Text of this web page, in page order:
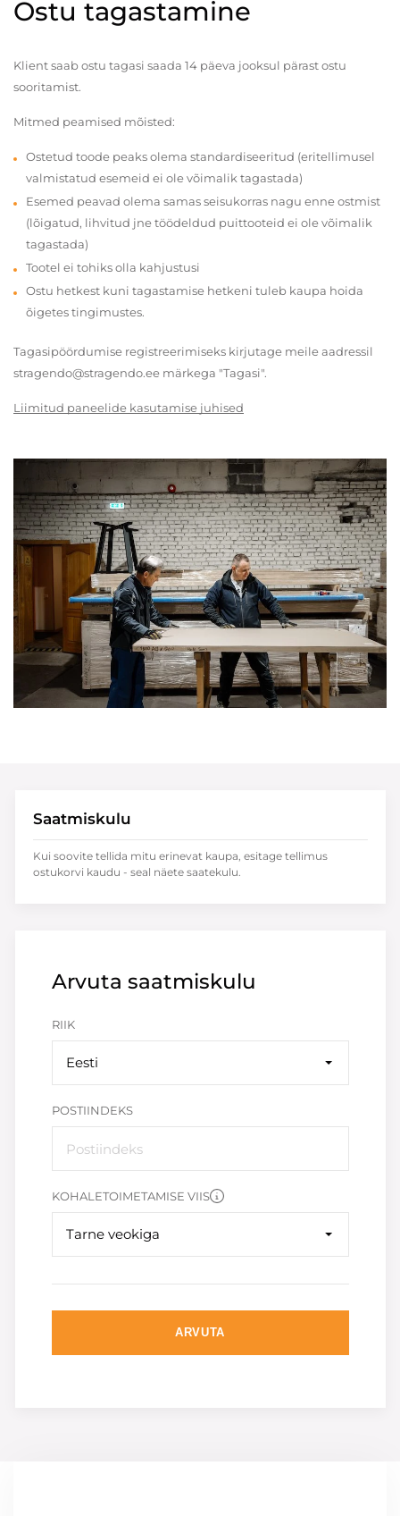
Ostu tagastamine
Klient saab ostu tagasi saada 14 päeva jooksul pärast ostu
sooritamist.
Mitmed peamised mõisted:
Ostetud toode peaks olema standardiseeritud (eritellimusel
valmistatud esemeid ei ole võimalik tagastada)
Esemed peavad olema samas seisukorras nagu enne ostmist
(lõigatud, lihvitud jne töödeldud puittooteid ei ole võimalik
tagastada)
Tootel ei tohiks olla kahjustusi
Ostu hetkest kuni tagastamise hetkeni tuleb kaupa hoida
õigetes tingimustes.
Tagasipöördumise registreerimiseks kirjutage meile aadressil
stragendo@stragendo.ee märkega "Tagasi".
Liimitud paneelide kasutamise juhised
Arvuta saatmiskulu
RIIK
Eesti
POSTIINDEKS
KOHALETOIMETAMISE VIIS
Tarne veokiga
ARVUTA
Saatmiskulu
Kui soovite tellida mitu erinevat kaupa, esitage tellimus
ostukorvi kaudu - seal näete saatekulu.